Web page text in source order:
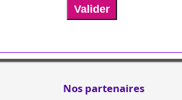
Valider
Nos partenaires